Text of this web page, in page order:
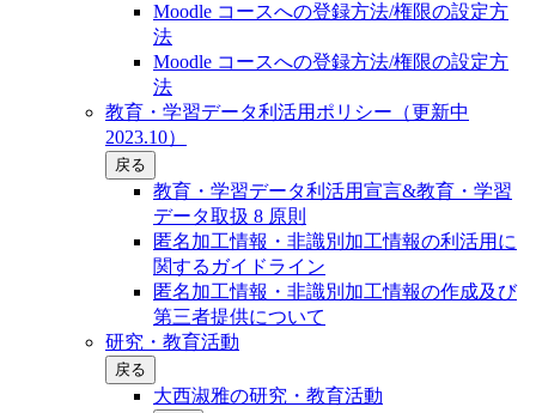
Moodle コースへの登録方法/権限の設定方
法
Moodle コースへの登録方法/権限の設定方
法
教育・学習データ利活用ポリシー（更新中
2023.10）
戻る
教育・学習データ利活用宣言&教育・学習
データ取扱 8 原則
匿名加工情報・非識別加工情報の利活用に
関するガイドライン
匿名加工情報・非識別加工情報の作成及び
第三者提供について
研究・教育活動
戻る
大西淑雅の研究・教育活動